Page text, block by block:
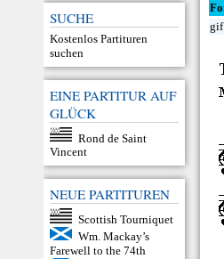
SUCHE
Kostenlos Partituren
suchen
EINE PARTITUR AUF
GLÜCK
Rond de Saint
Vincent
NEUE PARTITUREN
Scottish Tourniquet
Wm. Mackay’s
Farewell to the 74th
gif